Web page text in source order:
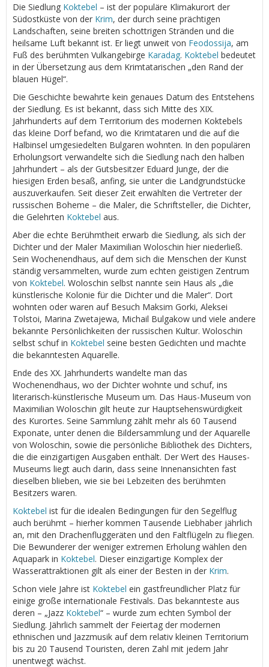
Die Siedlung Koktebel – ist der populäre Klimakurort der
Südostküste von der Krim, der durch seine prächtigen
Landschaften, seine breiten schottrigen Stränden und die
heilsame Luft bekannt ist. Er liegt unweit von Feodossija, am
Fuß des berühmten Vulkangebirge Karadag. Koktebel bedeutet
in der Übersetzung aus dem Krimtatarischen „den Rand der
blauen Hügel“.
Die Geschichte bewahrte kein genaues Datum des Entstehens
der Siedlung. Es ist bekannt, dass sich Mitte des XIX.
Jahrhunderts auf dem Territorium des modernen Koktebels
das kleine Dorf befand, wo die Krimtataren und die auf die
Halbinsel umgesiedelten Bulgaren wohnten. In den populären
Erholungsort verwandelte sich die Siedlung nach den halben
Jahrhundert – als der Gutsbesitzer Eduard Junge, der die
hiesigen Erden besaß, anfing, sie unter die Landgrundstücke
auszuverkaufen. Seit dieser Zeit erwählten die Vertreter der
russischen Boheme – die Maler, die Schriftsteller, die Dichter,
die Gelehrten Koktebel aus.
Aber die echte Berühmtheit erwarb die Siedlung, als sich der
Dichter und der Maler Maximilian Woloschin hier niederließ.
Sein Wochenendhaus, auf dem sich die Menschen der Kunst
ständig versammelten, wurde zum echten geistigen Zentrum
von Koktebel. Woloschin selbst nannte sein Haus als „die
künstlerische Kolonie für die Dichter und die Maler“. Dort
wohnten oder waren auf Besuch Maksim Gorki, Aleksei
Tolstoi, Marina Zwetajewa, Michail Bulgakow und viele andere
bekannte Persönlichkeiten der russischen Kultur. Woloschin
selbst schuf in Koktebel seine besten Gedichten und machte
die bekanntesten Aquarelle.
Ende des XX. Jahrhunderts wandelte man das
Wochenendhaus, wo der Dichter wohnte und schuf, ins
literarisch-künstlerische Museum um. Das Haus-Museum von
Maximilian Woloschin gilt heute zur Hauptsehenswürdigkeit
des Kurortes. Seine Sammlung zählt mehr als 60 Tausend
Exponate, unter denen die Bildersammlung und der Aquarelle
von Woloschin, sowie die persönliche Bibliothek des Dichters,
die die einzigartigen Ausgaben enthält. Der Wert des Hauses-
Museums liegt auch darin, dass seine Innenansichten fast
dieselben blieben, wie sie bei Lebzeiten des berühmten
Besitzers waren.
Koktebel ist für die idealen Bedingungen für den Segelflug
auch berühmt – hierher kommen Tausende Liebhaber jährlich
an, mit den Drachenfluggeräten und den Faltflügeln zu fliegen.
Die Bewunderer der weniger extremen Erholung wählen den
Aquapark in Koktebel. Dieser einzigartige Komplex der
Wasserattraktionen gilt als einer der Besten in der Krim.
Schon viele Jahre ist Koktebel ein gastfreundlicher Platz für
einige große internationale Festivals. Das bekannteste aus
deren – „Jazz Koktebel“ – wurde zum echten Symbol der
Siedlung. Jährlich sammelt der Feiertag der modernen
ethnischen und Jazzmusik auf dem relativ kleinen Territorium
bis zu 20 Tausend Touristen, deren Zahl mit jedem Jahr
unentwegt wächst.